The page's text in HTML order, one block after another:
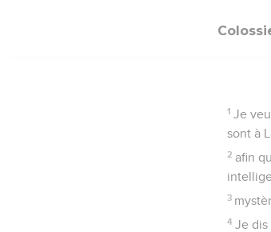
1 Je
sont à
2 afin
3
4 Je dis